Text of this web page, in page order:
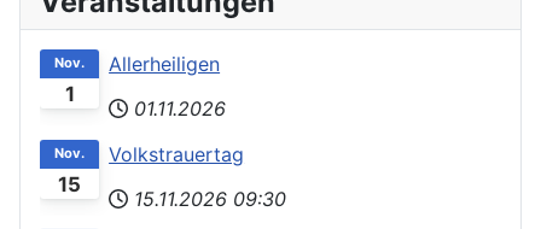
1
Nov.
Allerheiligen
01.11.2026
15
Nov.
Volkstrauertag
15.11.2026 09:30